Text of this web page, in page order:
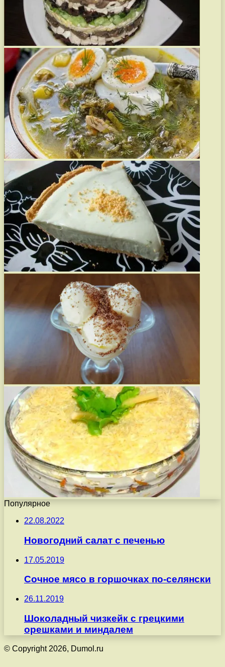
Популярное
22.08.2022
Новогодний салат с печенью
17.05.2019
Сочное мясо в горшочках по-селянски
26.11.2019
Шоколадный чизкейк с грецкими
орешками и миндалем
© Copyright 2026, Dumol.ru